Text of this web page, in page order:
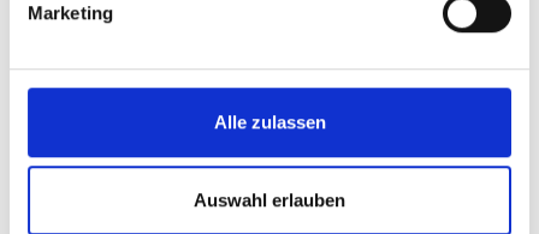
Marketing
Alle zulassen
Auswahl erlauben
Forschung
Mit praxisnaher Forschung, innovativen Technologien und